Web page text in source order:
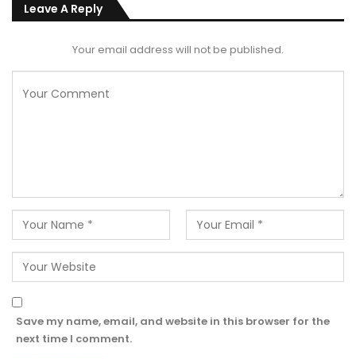
Leave A Reply
Your email address will not be published.
Save my name, email, and website in this browser for the
next time I comment.